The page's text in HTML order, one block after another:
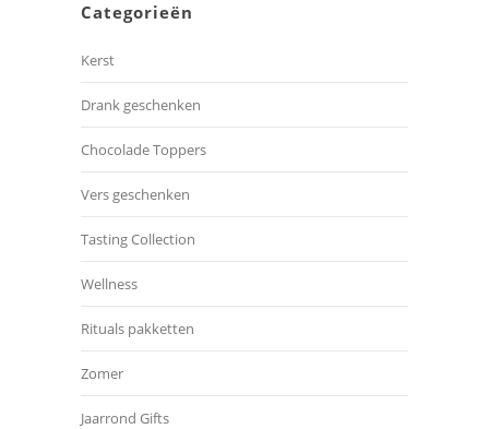
Categorieën
Kerst
Drank geschenken
Chocolade Toppers
Vers geschenken
Tasting Collection
Wellness
Rituals pakketten
Zomer
Jaarrond Gifts